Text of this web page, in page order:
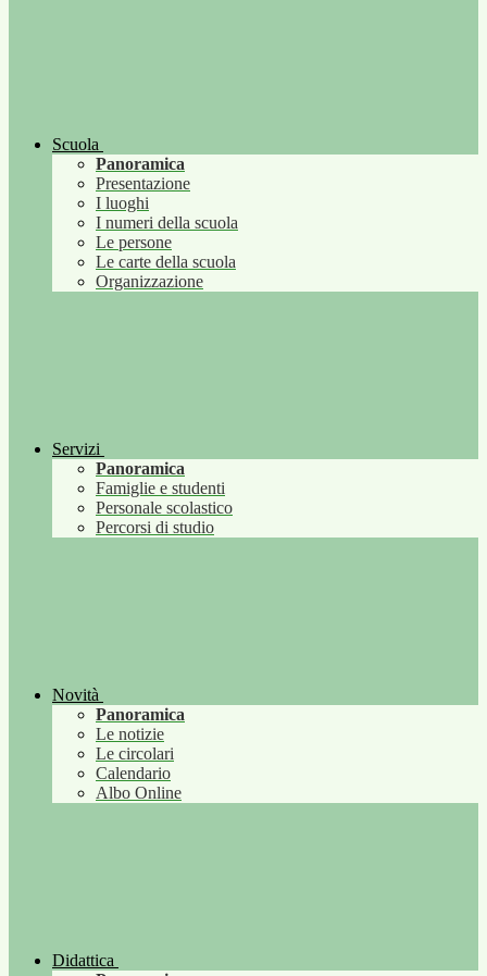
Scuola
Panoramica
Presentazione
I luoghi
I numeri della scuola
Le persone
Le carte della scuola
Organizzazione
Servizi
Panoramica
Famiglie e studenti
Personale scolastico
Percorsi di studio
Novità
Panoramica
Le notizie
Le circolari
Calendario
Albo Online
Didattica